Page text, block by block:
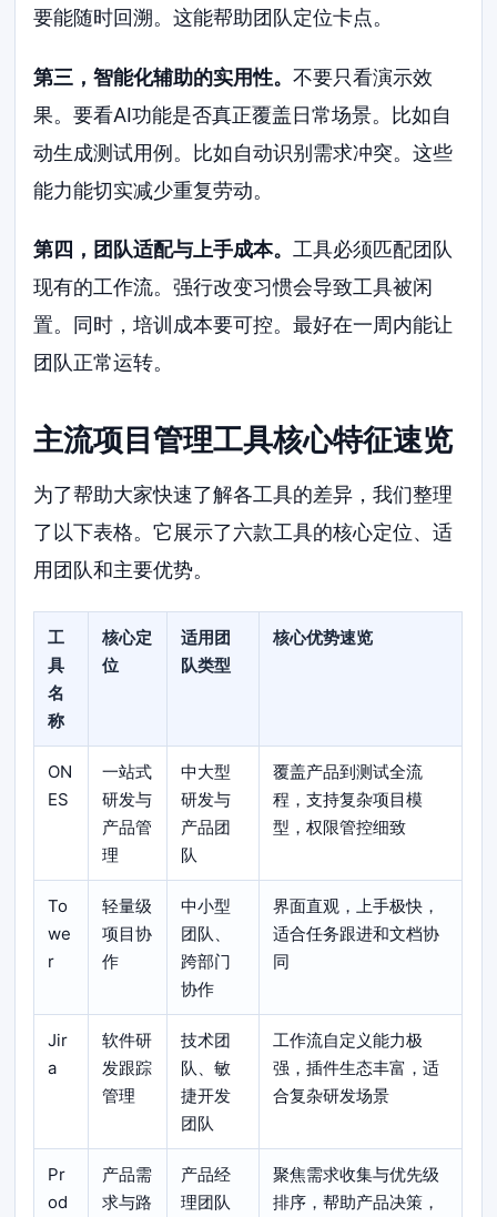
要能随时回溯。这能帮助团队定位卡点。
第三，智能化辅助的实用性。不要只看演示效
果。要看AI功能是否真正覆盖日常场景。比如自
动生成测试用例。比如自动识别需求冲突。这些
能力能切实减少重复劳动。
第四，团队适配与上手成本。工具必须匹配团队
现有的工作流。强行改变习惯会导致工具被闲
置。同时，培训成本要可控。最好在一周内能让
团队正常运转。
主流项目管理工具核心特征速览
为了帮助大家快速了解各工具的差异，我们整理
了以下表格。它展示了六款工具的核心定位、适
用团队和主要优势。
工
具
名
称
核心定
位
适用团
队类型
核心优势速览
ON
ES
一站式
研发与
产品管
理
中大型
研发与
产品团
队
覆盖产品到测试全流
程，支持复杂项目模
型，权限管控细致
To
we
r
轻量级
项目协
作
中小型
团队、
跨部门
协作
界面直观，上手极快，
适合任务跟进和文档协
同
Jir
a
软件研
发跟踪
管理
技术团
队、敏
捷开发
团队
工作流自定义能力极
强，插件生态丰富，适
合复杂研发场景
Pr
od
产品需
求与路
产品经
理团队
聚焦需求收集与优先级
排序，帮助产品决策，